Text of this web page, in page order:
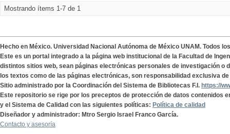
Mostrando ítems 1-7 de 1
Hecho en México. Universidad Nacional Autónoma de México UNAM. Todos
Este es un portal integrado a la página web institucional de la Facultad de
distintos sitios web, sean páginas electrónicas personales de investigación o
los textos como de las páginas electrónicas, son responsabilidad exclusiva
Sitio administrado por la Coordinación del Sistema de Bibliotecas F.I. https://
Este repositorio se rige por los preceptos de protección de datos contenidos
y el Sistema de Calidad con las siguientes políticas: Política de calidad
Diseñador y administrador: Mtro Sergio Israel Franco García.
Contacto y asesoría